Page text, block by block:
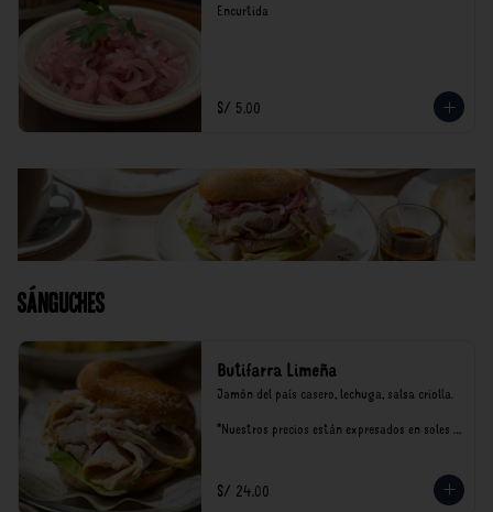
Encurtida
S/ 5.00
Sánguches
Butifarra Limeña
Jamón del país casero, lechuga, salsa criolla.
*Nuestros precios están expresados en soles e
S/ 24.00